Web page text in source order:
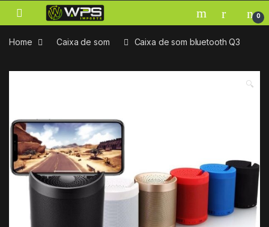
Skip to navigation
Skip to content
0
Home Caixa de som Caixa de som bluetooth Q3
🔍